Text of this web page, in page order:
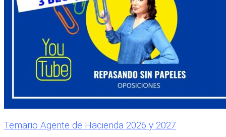
Temario Agente de Hacienda 2026 y 2027